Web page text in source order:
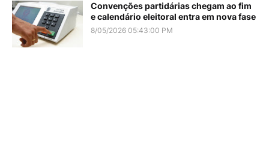
Convenções partidárias chegam ao fim
e calendário eleitoral entra em nova fase
8/05/2026 05:43:00 PM